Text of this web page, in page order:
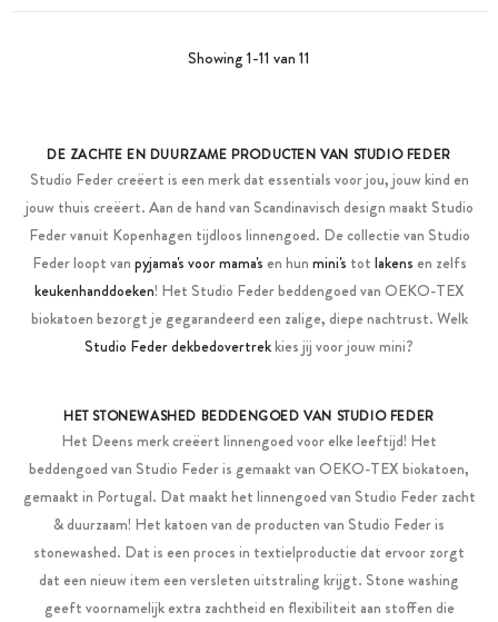
Showing 1-11 van 11
DE ZACHTE EN DUURZAME PRODUCTEN VAN STUDIO FEDER
Studio Feder creëert is een merk dat essentials voor jou, jouw kind en
jouw thuis creëert. Aan de hand van Scandinavisch design maakt Studio
Feder vanuit Kopenhagen tijdloos linnengoed. De collectie van Studio
Feder loopt van pyjama's voor mama's en hun mini's tot lakens en zelfs
keukenhanddoeken! Het Studio Feder beddengoed van OEKO-TEX
biokatoen bezorgt je gegarandeerd een zalige, diepe nachtrust. Welk
Studio Feder dekbedovertrekkies jij voor jouw mini?
HET STONEWASHED BEDDENGOED VAN STUDIO FEDER
Het Deens merk creëert linnengoed voor elke leeftijd! Het
beddengoed van Studio Feder is gemaakt van OEKO-TEX biokatoen,
gemaakt in Portugal. Dat maakt het linnengoed van Studio Feder zacht
& duurzaam! Het katoen van de producten van Studio Feder is
stonewashed. Dat is een proces in textielproductie dat ervoor zorgt
dat een nieuw item een versleten uitstraling krijgt. Stone washing
geeft voornamelijk extra zachtheid en flexibiliteit aan stoffen die